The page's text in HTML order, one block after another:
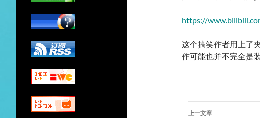
https://
这个搞笑作者用上了
作可能也并不完全是
文
上一文章